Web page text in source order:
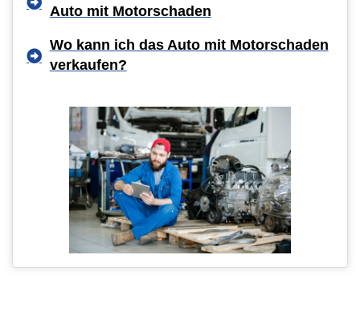
Auto mit Motorschaden
Wo kann ich das Auto mit Motorschaden
verkaufen?